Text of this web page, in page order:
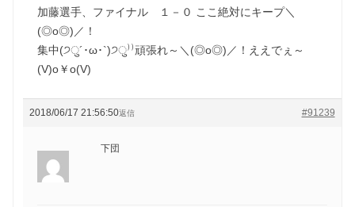
加藤選手、ファイナル １－０ ここ絶対にキープ＼
(◎o◎)／！
集中(੭ु´･ω･`)੭ु⁾⁾頑張れ～＼(◎o◎)／！ええでぇ～
(V)o￥o(V)
2018/06/17 21:56:50 #91239
返信
下団